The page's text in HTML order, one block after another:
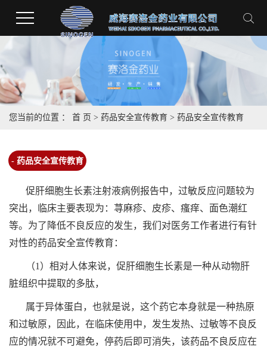
您当前的位置 ： 首 页 > 药品安全宣传教育 > 药品安全宣传教育
- 药品安全宣传教育
促肝细胞生长素注射液病例报告中，过敏反应问题较为
突出，临床主要表现为：荨麻疹、皮疹、瘙痒、面色潮红
等。为了降低不良反应的发生，我们对医务工作者进行有针
对性的药品安全宣传教育：
（1）相对人体来说，促肝细胞生长素是一种从动物肝
脏组织中提取的多肽，
属于异体蛋白，也就是说，这个药它本身就是一种热原
和过敏原，因此，在临床使用中，发生发热、过敏等不良反
应的情况就不可避免，停药后即可消失，该药品不良反应在